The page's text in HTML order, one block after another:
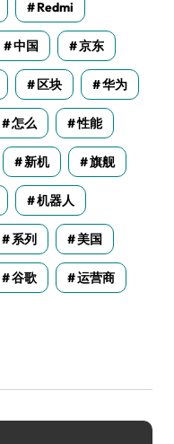
Redmi
中国 京东
区块 华为
怎么 性能
新机 旗舰
机器人
系列 美国
谷歌 运营商